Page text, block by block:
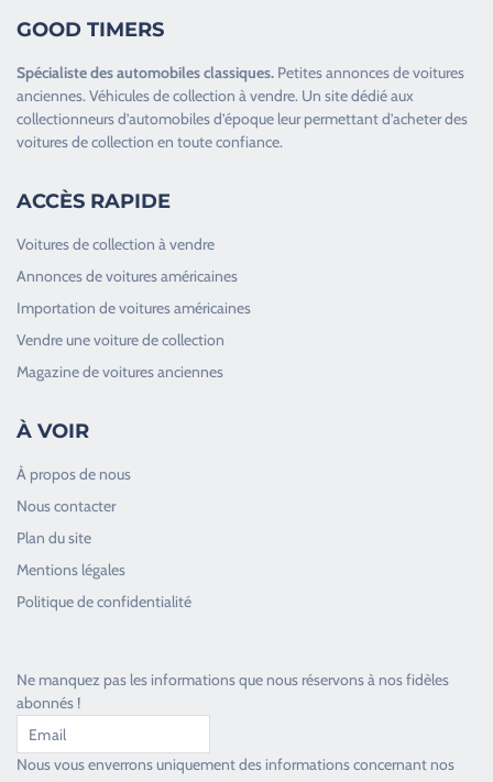
GOOD TIMERS
Spécialiste desautomobiles classiques. Petites annonces devoitures
anciennes.Véhicules de collection à vendre. Un site dédié aux
collectionneurs d’automobiles d’époque leur permettant d’acheter des
voitures de collection en toute confiance.
ACCÈS RAPIDE
Voitures de collection à vendre
Annonces de voitures américaines
Importation de voitures américaines
Vendre une voiture de collection
Magazine de voitures anciennes
À VOIR
À propos de nous
Nous contacter
Plan du site
Mentions légales
Politique de confidentialité
Ne manquez pas les informations que nous réservons à nos fidèles
abonnés !
Nous vous enverrons uniquement des informations concernant nos
Toujours heureux d'aider les passionnés